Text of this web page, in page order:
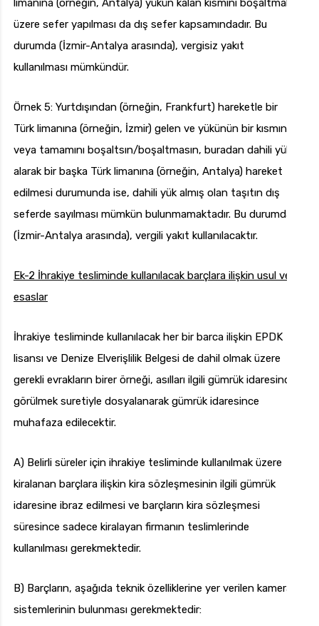
limanına (örneğin, Antalya) yükün kalan kısmını boşaltmak
üzere sefer yapılması da dış sefer kapsamındadır. Bu
durumda (İzmir-Antalya arasında), vergisiz yakıt
kullanılması mümkündür.
Örnek 5: Yurtdışından (örneğin, Frankfurt) hareketle bir
Türk limanına (örneğin, İzmir) gelen ve yükünün bir kısmını
veya tamamını boşaltsın/boşaltmasın, buradan dahili yük
alarak bir başka Türk limanına (örneğin, Antalya) hareket
edilmesi durumunda ise, dahili yük almış olan taşıtın dış
seferde sayılması mümkün bulunmamaktadır. Bu durumda
(İzmir-Antalya arasında), vergili yakıt kullanılacaktır.
Ek-2 İhrakiye tesliminde kullanılacak barçlara ilişkin usul ve
esaslar
İhrakiye tesliminde kullanılacak her bir barca ilişkin EPDK
lisansı ve Denize Elverişlilik Belgesi de dahil olmak üzere
gerekli evrakların birer örneği, asılları ilgili gümrük idaresince
görülmek suretiyle dosyalanarak gümrük idaresince
muhafaza edilecektir.
A) Belirli süreler için ihrakiye tesliminde kullanılmak üzere
kiralanan barçlara ilişkin kira sözleşmesinin ilgili gümrük
idaresine ibraz edilmesi ve barçların kira sözleşmesi
süresince sadece kiralayan firmanın teslimlerinde
kullanılması gerekmektedir.
B) Barçların, aşağıda teknik özelliklerine yer verilen kamera
sistemlerinin bulunması gerekmektedir: